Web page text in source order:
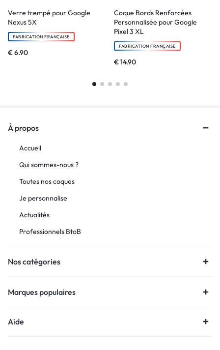
Verre trempé pour Google
Nexus 5X
FABRICATION FRANÇAISE
€6.90
Coque Bords Renforcées
Personnalisée pour Google
Pixel 3 XL
FABRICATION FRANÇAISE
€14.90
À propos
Accueil
Qui sommes-nous ?
Toutes nos coques
Je personnalise
Actualités
Professionnels BtoB
Nos catégories
Marques populaires
Aide